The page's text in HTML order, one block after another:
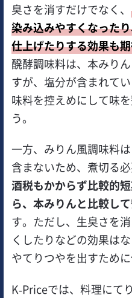
臭さを消すだけでなく、
染み込みやすくなった
仕上げたりする効果も
醗酵調味料は、本みり
すが、塩分が含まれて
味料を控えめにして味
う。
一方、みりん風調味料
含まないため、煮切る必
酒税もかからず比較的
ら、本みりんと比較し
す。ただし、生臭さを
くしたりなどの効果は
やてりつやを出すために
K-Priceでは、料理にて